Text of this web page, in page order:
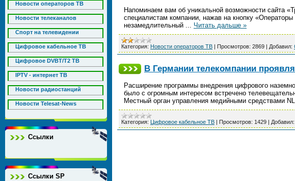
Новости операторов ТВ
Новости телеканалов
Спорт на телевидении
Цифровое кабельное ТВ
Цифровое DVBT/T2 ТВ
IPTV - интернет ТВ
Новости радиостанций
Новости Telesat-News
Ссылки
Ссылки SP
Напоминаем вам об уникальной возможности сайта
специалистам компании, нажав на кнопку
незамедлительный ... Читать дальше »
Категория: Новости операторов ТВ | Просмотров: 2869 | Добавил:
В Германии телекомпании
Pасширение программы внедрения цифрового
было с огромным интересом встречено
Местный орган управления медийными средствами
Категория: Цифровое кабельное ТВ | Просмотров: 1429 | Добавил: